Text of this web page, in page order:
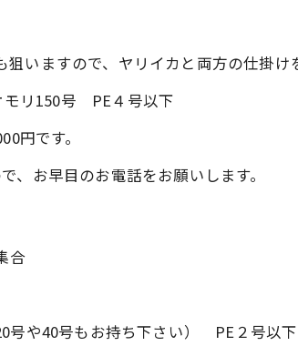
いますので、ヤリイカと両方の仕掛け
リ150号 PE４号以下
円です。
、お早目のお電話をお願いします。
合
号や40号もお持ち下さい） PE２号以下